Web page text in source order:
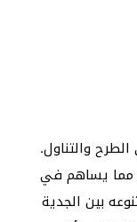
والتناول.
مما يساهم في
بين الجدية